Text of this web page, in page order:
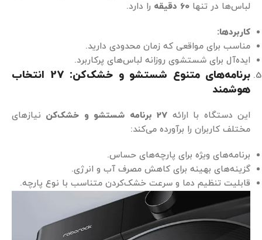
لباس‌ها در تنها 60 دقیقه را دارد.
کاربردها:
مناسب برای مواقعی که زمان محدودی دارید.
ایده‌آل برای شستشوی روزانه لباس‌های پرکاربرد.
برنامه‌های متنوع شستشو و خشک‌کن: 27 انتخاب
هوشمند
این دستگاه با ارائه 27 برنامه شستشو و خشک‌کن نیازهای
مختلف کاربران را برآورده می‌کند:
برنامه‌های ویژه برای پارچه‌های حساس.
گزینه‌های بهینه برای کاهش مصرف آب و انرژی.
قابلیت تنظیم دما و سرعت خشک‌کردن متناسب با نوع پارچه.